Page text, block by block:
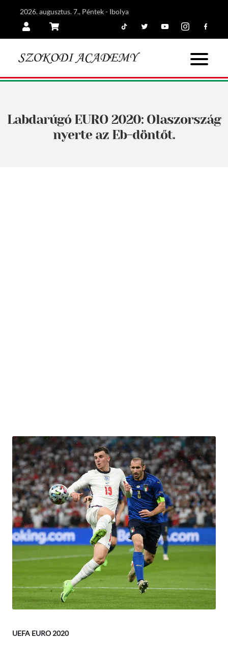
2026. augusztus. 7., Péntek - Ibolya
Labdarúgó EURO 2020: Olaszország
nyerte az Eb-döntőt.
UEFA EURO 2020